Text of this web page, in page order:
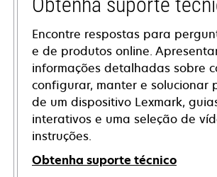
Encontre respostas para
e de produtos online.
informações detalhadas sobre
configurar, manter e solucionar
de um dispositivo Lexmark,
interativos e uma seleção de
instruções.
Obtenha suporte técnico